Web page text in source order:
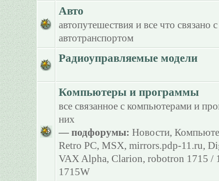
Авто
автопутешествия и все что связано с
автотранспортом
Радиоуправляемые модели
Компьютеры и программы
все связанное с компьютерами и
них
— подфорумы: Новости,
Retro PC, MSX, mirrors.pdp-11.ru,
VAX Alpha, Clarion, robotron 1715 /
1715W